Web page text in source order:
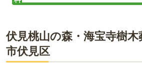
上京庭苑みのりは、上京区の静かな寺町
伏見桃山の森・海宝寺樹木
市伏見区